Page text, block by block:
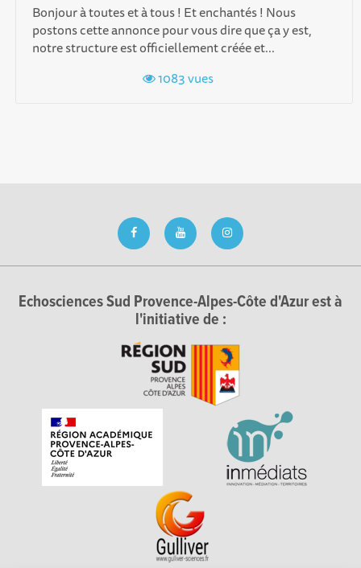
Bonjour à toutes et à tous ! Et enchantés ! Nous
postons cette annonce pour vous dire que ça y est,
notre structure est officiellement créée et...
1083 vues
Echosciences Sud Provence-Alpes-Côte d'Azur est à
l'initiative de :